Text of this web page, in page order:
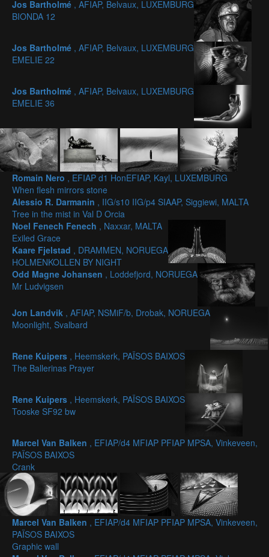
Jos Bartholmé , AFIAP, Belvaux, LUXEMBURG
BIONDA 12
Jos Bartholmé , AFIAP, Belvaux, LUXEMBURG
EMELIE 22
Jos Bartholmé , AFIAP, Belvaux, LUXEMBURG
EMELIE 36
Romain Nero , EFIAP d1 HonEFIAP, Kayl, LUXEMBURG
When flesh mirrors stone
Alessio R. Darmanin , IIG/s10 IIG/p4 SIAAP, Siggiewi, MALTA
Tree in the mist in Val D Orcia
Noel Fenech Fenech , Naxxar, MALTA
Exiled Grace
Kaare Fjelstad , DRAMMEN, NORUEGA
HOLMENKOLLEN BY NIGHT
Odd Magne Johansen , Loddefjord, NORUEGA
Mr Ludvigsen
Jon Landvik , AFIAP, NSMiF/b, Drobak, NORUEGA
Moonlight, Svalbard
Rene Kuipers , Heemskerk, PAÏSOS BAIXOS
The Ballerinas Prayer
Rene Kuipers , Heemskerk, PAÏSOS BAIXOS
Tooske SF92 bw
Marcel Van Balken , EFIAP/d4 MFIAP PFIAP MPSA, Vinkeveen,
PAÏSOS BAIXOS
Crank
Marcel Van Balken , EFIAP/d4 MFIAP PFIAP MPSA, Vinkeveen,
PAÏSOS BAIXOS
Graphic wall